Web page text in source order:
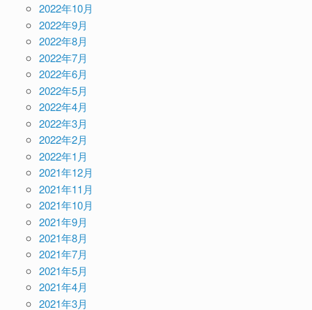
2022年10月
2022年9月
2022年8月
2022年7月
2022年6月
2022年5月
2022年4月
2022年3月
2022年2月
2022年1月
2021年12月
2021年11月
2021年10月
2021年9月
2021年8月
2021年7月
2021年5月
2021年4月
2021年3月